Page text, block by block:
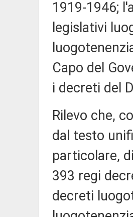
1919-1946;
legislativi
Capo del
i decreti del
Rilevo che,
dal testo
particolare,
393 regi
decreti